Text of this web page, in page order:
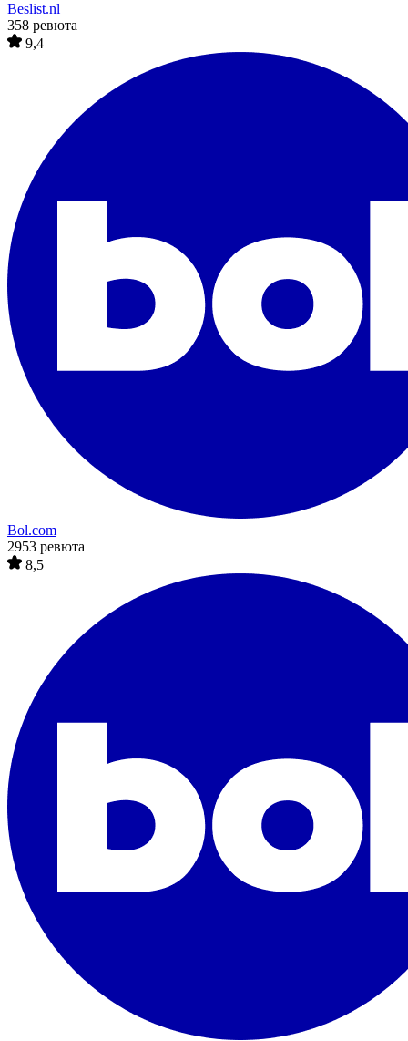
Beslist.nl
358 ревюта
9,4
Bol.com
2953 ревюта
8,5